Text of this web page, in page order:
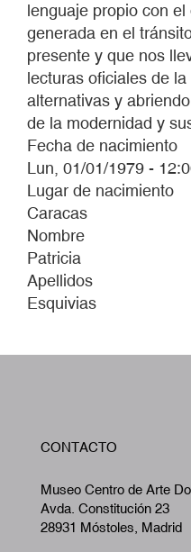
lenguaje propio con
generada en el
presente y que nos
lecturas oficiales de
alternativas y
de la modernidad y
Fecha de nacimiento
Lun, 01/01/1979 -
Lugar de nacimiento
Caracas
Nombre
Patricia
Apellidos
Esquivias
CONTACTO
Museo Centro de Arte
Avda. Constitución 23
28931 Móstoles, Madrid